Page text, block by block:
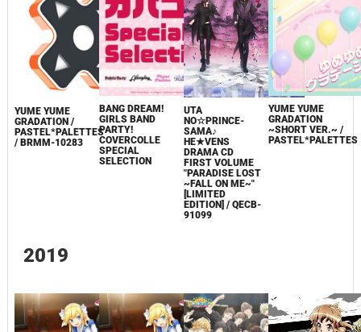
YUME YUME
GRADATION /
PASTEL*PALETTES
/ BRMM-10283
BANG DREAM!
GIRLS BAND
PARTY!
COVERCOLLE
SPECIAL
SELECTION
UTA
NO☆PRINCE-
SAMA♪
HE★VENS
DRAMA CD
FIRST VOLUME
"PARADISE LOST
~FALL ON ME~"
[LIMITED
EDITION] / QECB-
91099
YUME YUME
GRADATION
~SHORT VER.~ /
PASTEL*PALETTES
2019